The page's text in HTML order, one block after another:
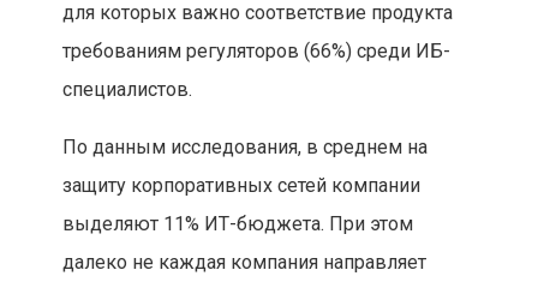
для которых важно соответствие продукта
требованиям регуляторов (66%) среди ИБ-
специалистов.
По данным исследования, в среднем на
защиту корпоративных сетей компании
выделяют 11% ИТ-бюджета. При этом
далеко не каждая компания направляет